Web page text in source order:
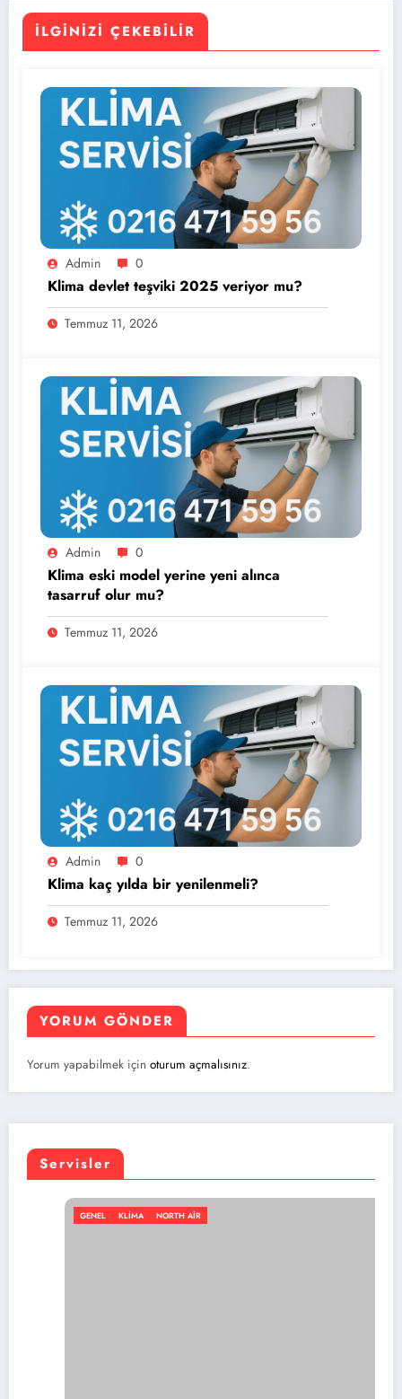
İLGINIZI ÇEKEBILIR
Admin 0
Klima devlet teşviki 2025 veriyor mu?
Temmuz 11, 2026
Admin 0
Klima eski model yerine yeni alınca
tasarruf olur mu?
Temmuz 11, 2026
Admin 0
Klima kaç yılda bir yenilenmeli?
Temmuz 11, 2026
YORUM GÖNDER
Yorum yapabilmek için oturum açmalısınız.
Servisler
NORTH AIR